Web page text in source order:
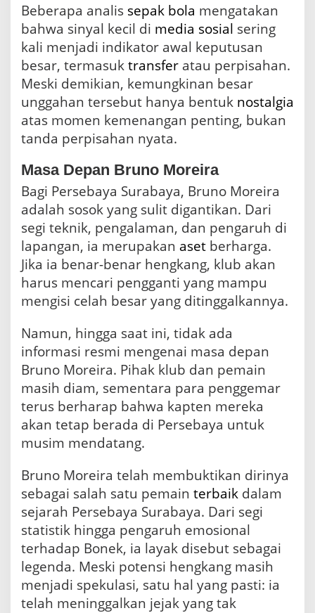
Beberapa analis sepak bola mengatakan
bahwa sinyal kecil di media sosial sering
kali menjadi indikator awal keputusan
besar, termasuktransfer atau perpisahan.
Meski demikian, kemungkinan besar
unggahan tersebut hanya bentuk nostalgia
atas momen kemenangan penting, bukan
tanda perpisahan nyata.
Masa Depan Bruno Moreira
Bagi Persebaya Surabaya, Bruno Moreira
adalah sosok yang sulit digantikan. Dari
segi teknik, pengalaman, dan pengaruh di
lapangan, ia merupakan aset berharga.
Jika ia benar-benar hengkang, klub akan
harus mencari pengganti yang mampu
mengisi celah besar yang ditinggalkannya.
Namun, hingga saat ini, tidak ada
informasi resmi mengenai masa depan
Bruno Moreira. Pihak klub dan pemain
masih diam, sementara para penggemar
terus berharap bahwa kapten mereka
akan tetap berada di Persebaya untuk
musim mendatang.
Bruno Moreira telah membuktikan dirinya
sebagai salah satu pemain terbaik dalam
sejarah Persebaya Surabaya. Dari segi
statistik hingga pengaruh emosional
terhadap Bonek, ia layak disebut sebagai
legenda. Meski potensi hengkang masih
menjadi spekulasi, satu hal yang pasti: ia
telah meninggalkan jejak yang tak